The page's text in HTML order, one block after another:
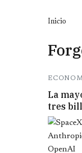
Inicio
La
tres